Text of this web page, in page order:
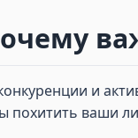
и
похитить ваши